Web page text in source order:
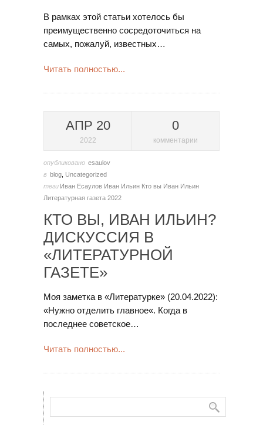
В рамках этой статьи хотелось бы
преимущественно сосредоточиться на
самых, пожалуй, известных…
Читать полностью...
АПР 20
2022
0
комментарии
опубликовано esaulov
в blog Uncategorized
теги Иван Есаулов Иван Ильин Кто вы Иван Ильин
Литературная газета 2022
КТО ВЫ, ИВАН ИЛЬИН?
ДИСКУССИЯ В
«ЛИТЕРАТУРНОЙ
ГАЗЕТЕ»
Моя заметка в «Литературке» (20.04.2022):
«Нужно отделить главное«. Когда в
последнее советское…
Читать полностью...